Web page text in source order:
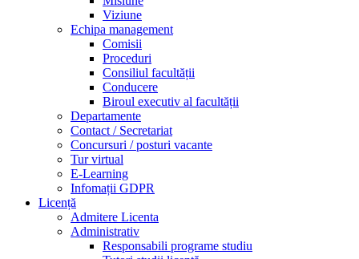
Viziune
Echipa management
Comisii
Proceduri
Consiliul facultății
Conducere
Biroul executiv al facultății
Departamente
Contact / Secretariat
Concursuri / posturi vacante
Tur virtual
E-Learning
Infomații GDPR
Licență
Admitere Licenta
Administrativ
Responsabili programe studiu